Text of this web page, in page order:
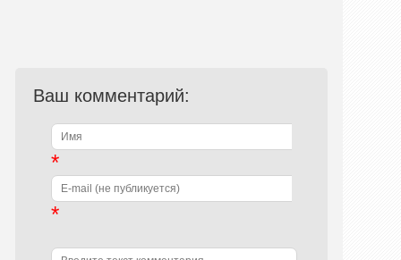
Ваш комментарий:
*
*